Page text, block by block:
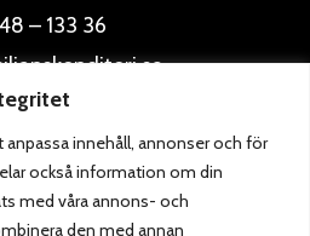
innehåll, annonser och för
också information om din
med våra annons- och
den med annan
– 133 36